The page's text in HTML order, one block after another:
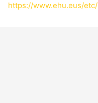
https://www.ehu.eus/